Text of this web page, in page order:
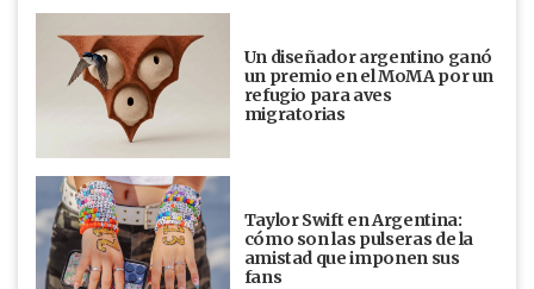
Un diseñador argentino ganó
un premio en el MoMA por un
refugio para aves
migratorias
Taylor Swift en Argentina:
cómo son las pulseras de la
amistad que imponen sus
fans